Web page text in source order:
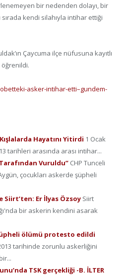
bir nedenden dolayı, bir
kendi silahıyla intihar ettiği
Çaycuma ilçe nüfusuna kayıtlı
öğrenildi.
asker-intihar-etti–gundem-
Hayatını Yitirdi 1 Ocak
tarihleri arasında arası intihar...
Vuruldu” CHP Tunceli
çocukları askerde şüpheli
Siirt’ten: Er İlyas Özsoy Siirt
bir askerin kendini asarak
ölümü protesto edildi
tarihinde zorunlu askerliğini
TSK gerçekliği -B. İLTER